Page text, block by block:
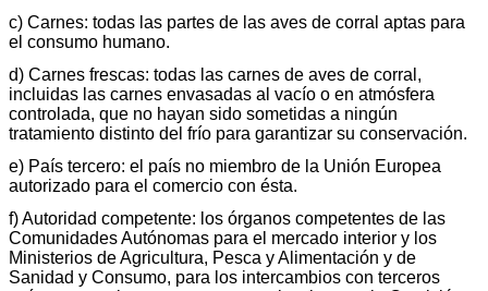
c) Carnes: todas las partes de las aves de corral aptas para
el consumo humano.
d) Carnes frescas: todas las carnes de aves de corral,
incluidas las carnes envasadas al vacío o en atmósfera
controlada, que no hayan sido sometidas a ningún
tratamiento distinto del frío para garantizar su conservación.
e) País tercero: el país no miembro de la Unión Europea
autorizado para el comercio con ésta.
f) Autoridad competente: los órganos competentes de las
Comunidades Autónomas para el mercado interior y los
Ministerios de Agricultura, Pesca y Alimentación y de
Sanidad y Consumo, para los intercambios con terceros